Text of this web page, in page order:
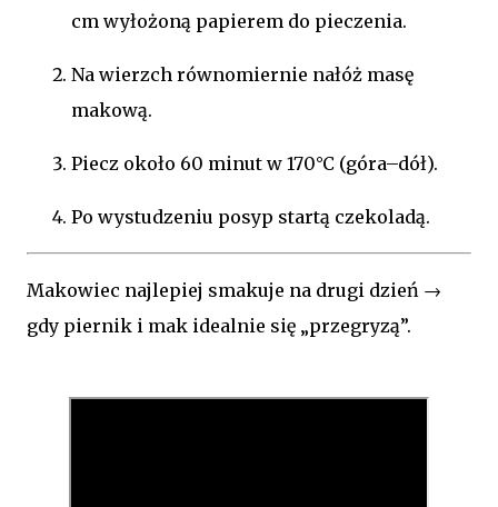
cm wyłożoną papierem do pieczenia.
Na wierzch równomiernie nałóż masę
makową.
Piecz około 60 minut w 170°C (góra–dół).
Po wystudzeniu posyp startą czekoladą.
Makowiec najlepiej smakuje na drugi dzień →
gdy piernik i mak idealnie się „przegryzą”.